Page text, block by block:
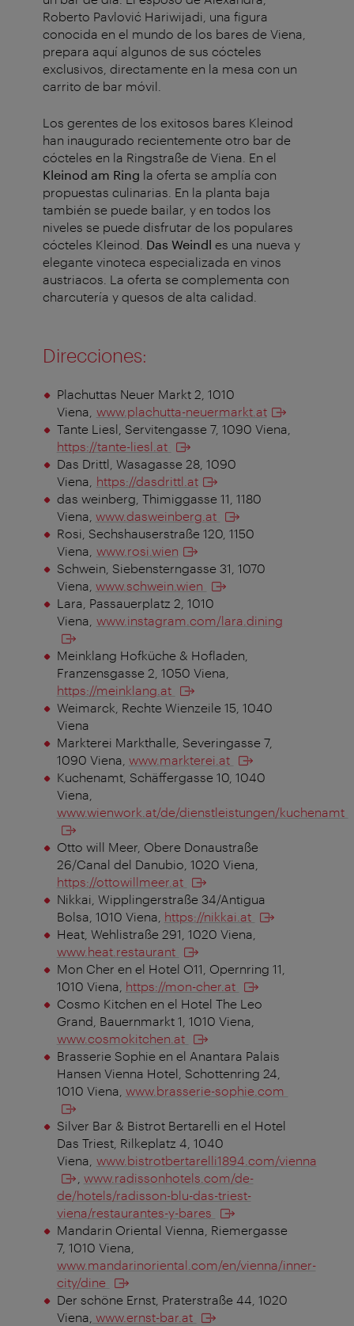
Roberto Pavlović Hariwijadi, una figura
conocida en el mundo de los bares de Viena,
prepara aquí algunos de sus cócteles
exclusivos, directamente en la mesa con un
carrito de bar móvil.
Los gerentes de los exitosos bares Kleinod
han inaugurado recientemente otro bar de
cócteles en la Ringstraße de Viena. En el
Kleinod am Ring la oferta se amplía con
propuestas culinarias. En la planta baja
también se puede bailar, y en todos los
niveles se puede disfrutar de los populares
cócteles Kleinod. Das Weindl es una nueva y
elegante vinoteca especializada en vinos
austriacos. La oferta se complementa con
charcutería y quesos de alta calidad.
Direcciones:
Plachuttas Neuer Markt 2, 1010
Viena, www.plachutta-neuermarkt.at
Tante Liesl, Servitengasse 7, 1090 Viena,
https://tante-liesl.at
Das Drittl, Wasagasse 28, 1090
Viena, https://dasdrittl.at
das weinberg, Thimiggasse 11, 1180
Viena, www.dasweinberg.at
Rosi, Sechshauserstraße 120, 1150
Viena, www.rosi.wien
Schwein, Siebensterngasse 31, 1070
Viena, www.schwein.wien
Lara, Passauerplatz 2, 1010
Viena, www.instagram.com/lara.dining
Meinklang Hofküche & Hofladen,
Franzensgasse 2, 1050 Viena,
https://meinklang.at
Weimarck, Rechte Wienzeile 15, 1040
Viena
Markterei Markthalle, Severingasse 7,
1090 Viena, www.markterei.at
Kuchenamt, Schäffergasse 10, 1040
Viena,
www.wienwork.at/de/dienstleistungen/kuchenamt
Otto will Meer, Obere Donaustraße
26/Canal del Danubio, 1020 Viena,
https://ottowillmeer.at
Nikkai, Wipplingerstraße 34/Antigua
Bolsa, 1010 Viena, https://nikkai.at
Heat, Wehlistraße 291, 1020 Viena,
www.heat.restaurant
Mon Cher en el Hotel O11, Opernring 11,
1010 Viena, https://mon-cher.at
Cosmo Kitchen en el Hotel The Leo
Grand, Bauernmarkt 1, 1010 Viena,
www.cosmokitchen.at
Brasserie Sophie en el Anantara Palais
Hansen Vienna Hotel, Schottenring 24,
1010 Viena, www.brasserie-sophie.com
Silver Bar & Bistrot Bertarelli en el Hotel
Das Triest, Rilkeplatz 4, 1040
Viena, www.bistrotbertarelli1894.com/vienna
www.radissonhotels.com/de-
de/hotels/radisson-blu-das-triest-
viena/restaurantes-y-bares
Mandarin Oriental Vienna, Riemergasse
7, 1010 Viena,
www.mandarinoriental.com/en/vienna/inner-
city/dine
Der schöne Ernst, Praterstraße 44, 1020
Viena, www.ernst-bar.at